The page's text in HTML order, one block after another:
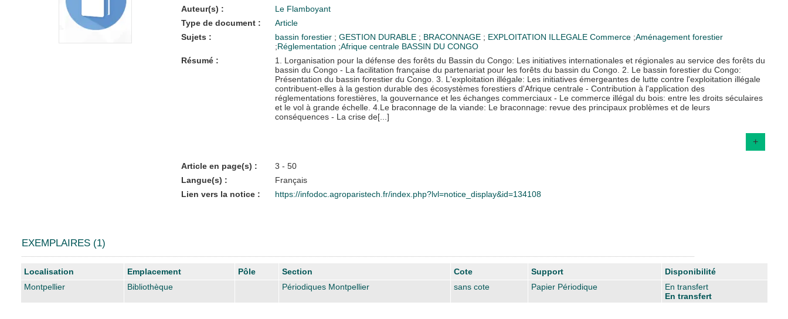
Auteur(s) :
Le Flamboyant
Type de document :
Article
Sujets :
bassin forestier ; GESTION DURABLE ; BRACONNAGE ; EXPLOITATION ILLEGALE Commerce ;Aménagement forestier
;Réglementation ;Afrique centrale BASSIN DU CONGO
Résumé :
1. Lorganisation pour la défense des forêts du Bassin du Congo: Les initiatives internationales et régionales au service des forêts du
bassin du Congo - La facilitation française du partenariat pour les forêts du bassin du Congo. 2. Le bassin forestier du Congo:
Présentation du bassin forestier du Congo. 3. L'exploitation illégale: Les initiatives émergeantes de lutte contre l'exploitation illégale
contribuent-elles à la gestion durable des écosystèmes forestiers d'Afrique centrale - Contribution à l'application des
réglementations forestières, la gouvernance et les échanges commerciaux - Le commerce illégal du bois: entre les droits séculaires
et le vol à grande échelle. 4.Le braconnage de la viande: Le braconnage: revue des principaux problèmes et de leurs
conséquences - La crise de[...]
+
Article en page(s) :
3 - 50
Langue(s) :
Français
Lien vers la notice :
https://infodoc.agroparistech.fr/index.php?lvl=notice_display&id=134108
EXEMPLAIRES (1)
Liste des exemplaires
Localisation Emplacement Pôle Section Cote Support
Disponibilité
Montpellier
Bibliothèque Périodiques Montpellier sans cote Papier Périodique
En transfert
En transfert